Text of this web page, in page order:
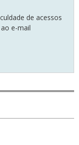
de acessos
e-mail